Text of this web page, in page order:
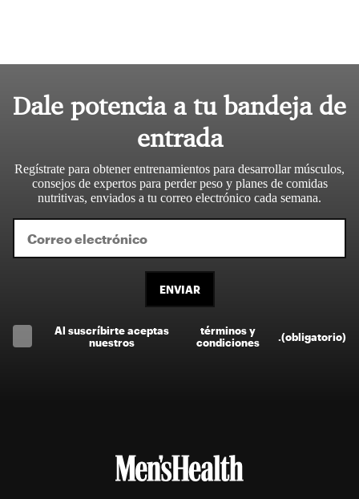
Dale potencia a tu bandeja de
entrada
Regístrate para obtener entrenamientos para desarrollar músculos,
consejos de expertos para perder peso y planes de comidas
nutritivas, enviados a tu correo electrónico cada semana.
ENVIAR
Al suscríbirte aceptas
nuestros
términos y
condiciones
(obligatorio)